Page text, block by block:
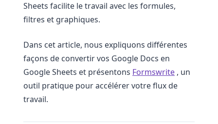
Sheets facilite le travail avec les formules,
filtres et graphiques.
Dans cet article, nous expliquons différentes
façons de convertir vos Google Docs en
Google Sheets et présentons Formswrite , un
outil pratique pour accélérer votre flux de
travail.